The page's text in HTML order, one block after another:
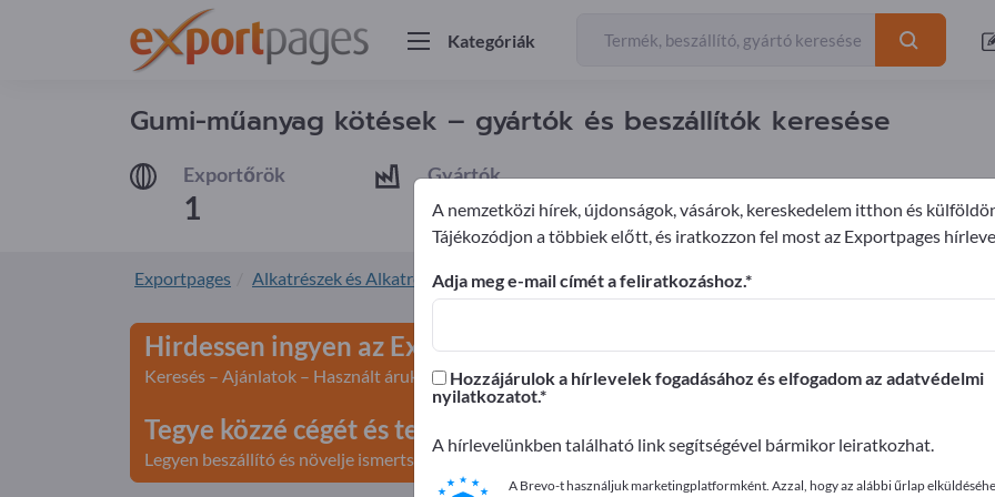
Kategóriák
Gumi-műanyag kötések – gyártók és beszállítók keresése
Exportőrök
1
Gyártók
1
Exportpages Alkatrészek és Alkatrészek Műanyag részek Gumi-műanyag kötések
Hirdessen ingyen az Exportpages-en!
Keresés – Ajánlatok – Használt áruk – Üzleti kapcsolatok >> kezdje itt
Tegye közzé cégét és termékeit az Exportpages-en!
Legyen beszállító és növelje ismertségét>> tegye közzé itt
A nemzetközi hírek, újdonságok, vásárok, kereskedelem itthon és
Tájékozódjon a többiek előtt, és iratkozzon fel most az Exportpages
Adja meg e-mail címét a feliratkozáshoz.
Hozzájárulok a hírlevelek fogadásához és elfogadom az adatvédelmi
nyilatkozatot.
A hírlevelünkben található link segítségével bármikor leiratkozhat.
A Brevo-t használjuk marketingplatformként. Azzal, hogy az alábbi űrlap